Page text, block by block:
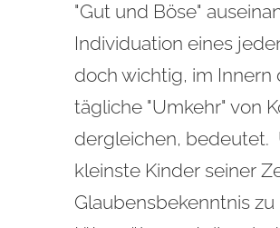
"Gut und Böse"
Individuation eines
doch wichtig, im Innern
tägliche "Umkehr" von
dergleichen, bedeutet.
kleinste Kinder seiner
Glaubensbekenntnis